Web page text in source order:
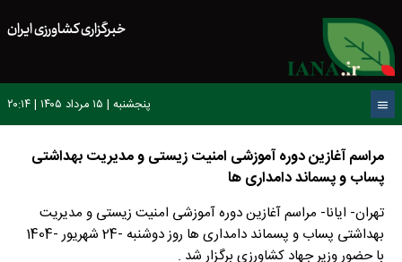
خبرگزاری کشاورزی ایران
پنجشنبه | ۱۵ مرداد ۱۴۰۵ | ۲۰:۱۴
مراسم آغازین دوره آموزشی امنیت زیستی و مدیریت بهداشتی
پساب و پسماند دامداری ها
تهران- ایانا- مراسم آغازین دوره آموزشی امنیت زیستی و مدیریت
بهداشتی پساب و پسماند دامداری ها روز دوشنبه -24 شهریور -1404
با حضور وزیر جهاد کشاورزی برگزار شد .